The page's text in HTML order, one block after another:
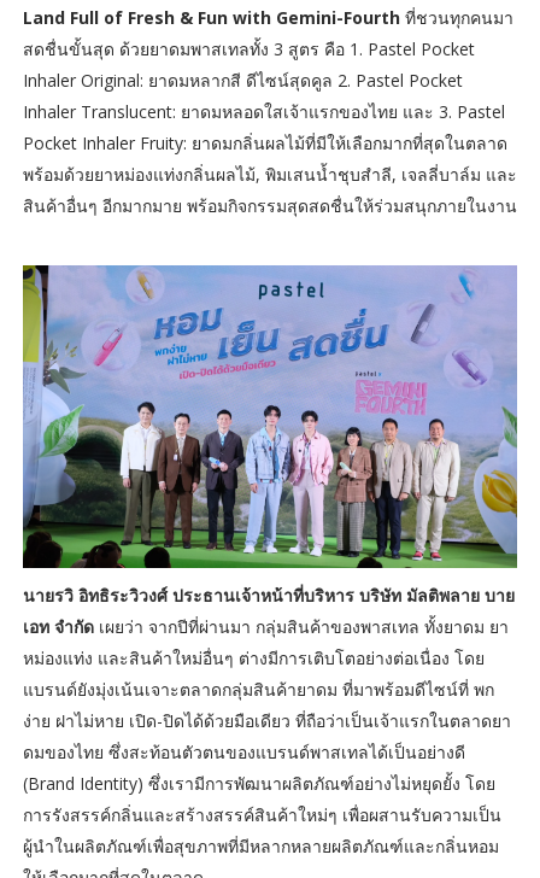
Land Full of Fresh & Fun with Gemini-Fourthที่ชวนทุกคนมา
สดชื่นขั้นสุด ด้วยยาดมพาสเทลทั้ง 3 สูตร คือ 1. Pastel Pocket
Inhaler Original: ยาดมหลากสี ดีไซน์สุดคูล 2. Pastel Pocket
Inhaler Translucent: ยาดมหลอดใสเจ้าแรกของไทย และ 3. Pastel
Pocket Inhaler Fruity: ยาดมกลิ่นผลไม้ที่มีให้เลือกมากที่สุดในตลาด
พร้อมด้วยยาหม่องแท่งกลิ่นผลไม้, พิมเสนน้ำชุบสำลี, เจลลี่บาล์ม และ
สินค้าอื่นๆ อีกมากมาย พร้อมกิจกรรมสุดสดชื่นให้ร่วมสนุกภายในงาน
นายรวิ อิทธิระวิวงศ์ ประธานเจ้าหน้าที่บริหาร บริษัท มัลติพลาย บาย
เอท จำกัดเผยว่า จากปีที่ผ่านมา กลุ่มสินค้าของพาสเทล ทั้งยาดม ยา
หม่องแท่ง และสินค้าใหม่อื่นๆ ต่างมีการเติบโตอย่างต่อเนื่อง โดย
แบรนด์ยังมุ่งเน้นเจาะตลาดกลุ่มสินค้ายาดม ที่มาพร้อมดีไซน์ที่ พก
ง่าย ฝาไม่หาย เปิด-ปิดได้ด้วยมือเดียว ที่ถือว่าเป็นเจ้าแรกในตลาดยา
ดมของไทย ซึ่งสะท้อนตัวตนของแบรนด์พาสเทลได้เป็นอย่างดี
(Brand Identity) ซึ่งเรามีการพัฒนาผลิตภัณฑ์อย่างไม่หยุดยั้ง โดย
การรังสรรค์กลิ่นและสร้างสรรค์สินค้าใหม่ๆ เพื่อผสานรับความเป็น
ผู้นำในผลิตภัณฑ์เพื่อสุขภาพที่มีหลากหลายผลิตภัณฑ์และกลิ่นหอม